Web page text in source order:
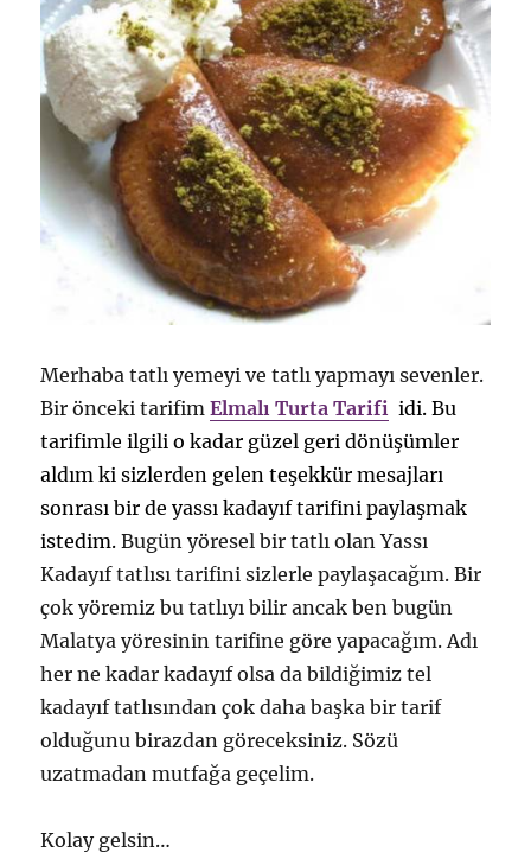
Merhaba tatlı yemeyi ve tatlı yapmayı sevenler.
Bir önceki tarifimElmalı Turta Tarifi idi. Bu
tarifimle ilgili o kadar güzel geri dönüşümler
aldım ki sizlerden gelen teşekkür mesajları
sonrası bir de yassı kadayıf tarifini paylaşmak
istedim. Bugün yöresel bir tatlı olan Yassı
Kadayıf tatlısı tarifini sizlerle paylaşacağım. Bir
çok yöremiz bu tatlıyı bilir ancak ben bugün
Malatya yöresinin tarifine göre yapacağım. Adı
her ne kadar kadayıf olsa da bildiğimiz tel
kadayıf tatlısından çok daha başka bir tarif
olduğunu birazdan göreceksiniz. Sözü
uzatmadan mutfağa geçelim.
Kolay gelsin…